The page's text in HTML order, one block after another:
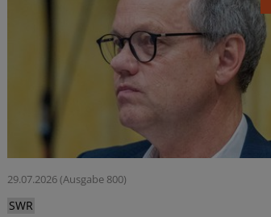
29.07.2026 (Ausgabe 800)
SWR